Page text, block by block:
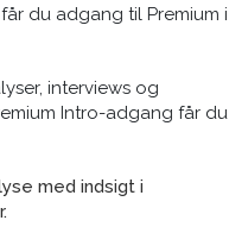
du adgang til Premium i
interviews og
Intro-adgang får du
med indsigt i